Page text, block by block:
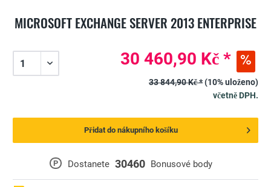
MICROSOFT EXCHANGE SERVER 2013 ENTERPRISE
P Dostanete 30460 Bonusové body
30 460,90 Kč *
33 844,90 Kč *(10% uloženo)
včetně DPH.
Přidat do nákupního košíku